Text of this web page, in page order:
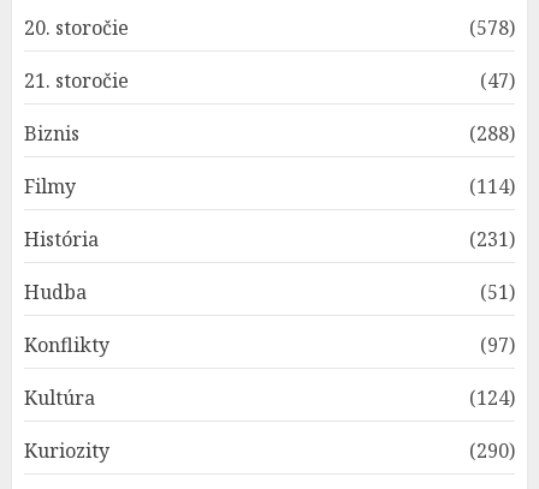
20. storočie
(578)
21. storočie
(47)
Biznis
(288)
Filmy
(114)
História
(231)
Hudba
(51)
Konflikty
(97)
Kultúra
(124)
Kuriozity
(290)